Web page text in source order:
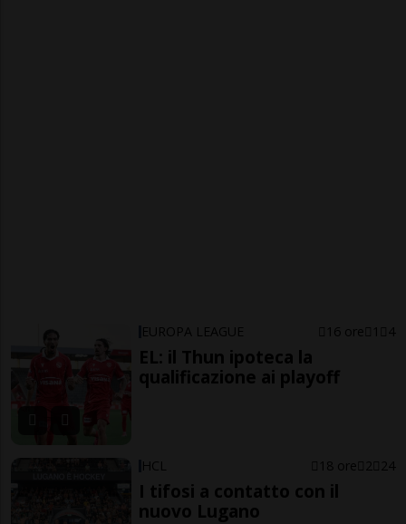
EUROPA LEAGUE 16 ore 1 4
EL: il Thun ipoteca la
qualificazione ai playoff
HCL 18 ore 2 24
I tifosi a contatto con il
nuovo Lugano